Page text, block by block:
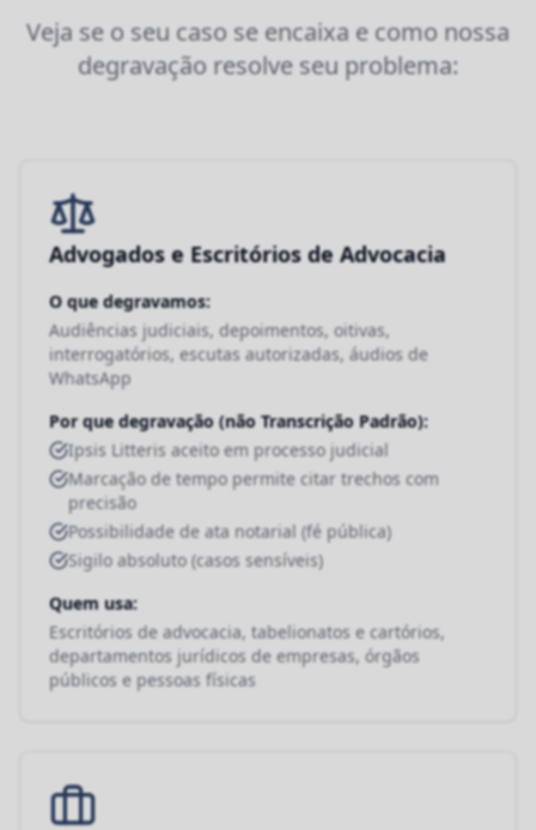
Veja se o seu caso se encaixa e como nossa
degravação resolve seu problema:
Advogados e Escritórios de Advocacia
O que degravamos:
Audiências judiciais, depoimentos, oitivas,
interrogatórios, escutas autorizadas, áudios de
WhatsApp
Por que degravação (não Transcrição Padrão):
Ipsis Litteris aceito em processo judicial
Marcação de tempo permite citar trechos com
precisão
Possibilidade de ata notarial (fé pública)
Sigilo absoluto (casos sensíveis)
Quem usa:
Escritórios de advocacia, tabelionatos e cartórios,
departamentos jurídicos de empresas, órgãos
públicos e pessoas físicas